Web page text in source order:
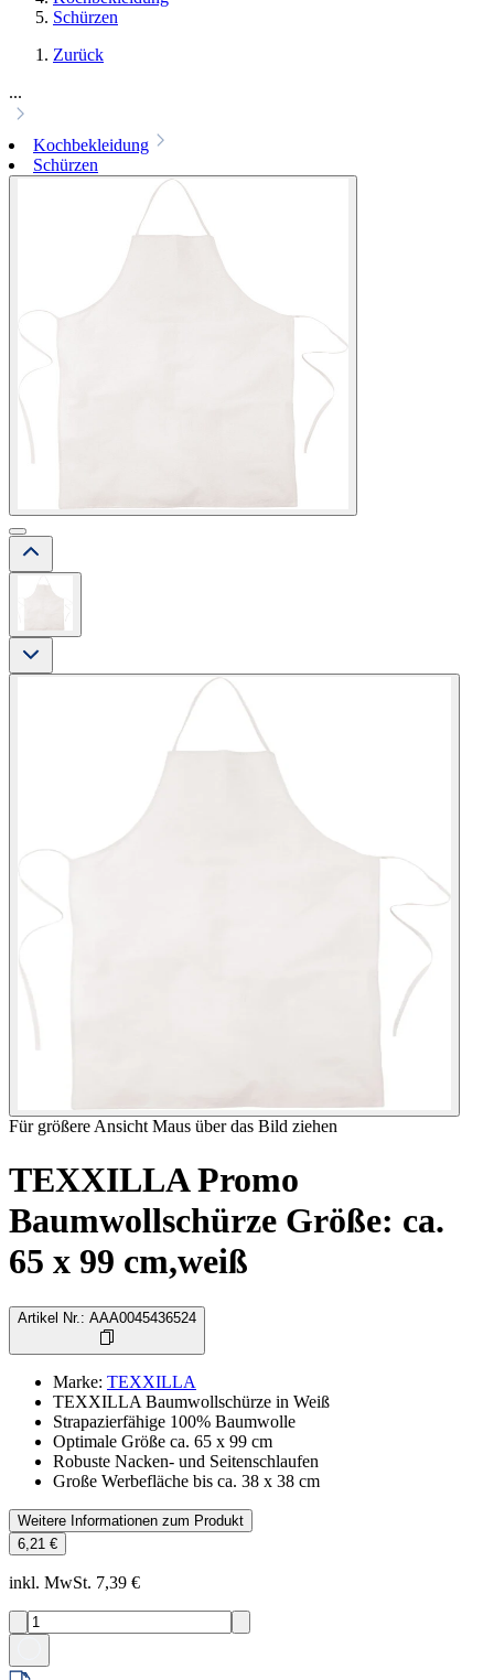
Schürzen
Zurück
...
Kochbekleidung
Schürzen
Für größere Ansicht Maus über das Bild ziehen
TEXXILLA Promo
Baumwollschürze Größe: ca.
65 x 99 cm,weiß
Artikel Nr. : AAA0045436524
Marke: TEXXILLA
TEXXILLA Baumwollschürze in Weiß
Strapazierfähige 100% Baumwolle
Optimale Größe ca. 65 x 99 cm
Robuste Nacken- und Seitenschlaufen
Große Werbefläche bis ca. 38 x 38 cm
Weitere Informationen zum Produkt
6,21 €
inkl. MwSt. 7,39 €